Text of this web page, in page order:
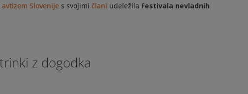
avtizem Slovenije s svojimi člani udeležila Festivala nevladnih
z dogodka